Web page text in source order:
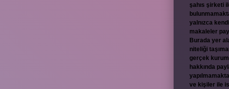
şahıs şirketi
yalnızca kendi
makaleler
Burada yer
niteliği
gerçek
hakkında
ve kişiler ile